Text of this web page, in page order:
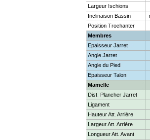
Largeur Ischions
Inclinaison Bassin
Position Trochanter
Membres
Epaisseur Jarret
Angle Jarret
Angle du Pied
Epaisseur Talon
Mamelle
Dist. Plancher Jarret
Ligament
Hauteur Att. Arrière
Largeur Att. Arrière
Longueur Att. Avant